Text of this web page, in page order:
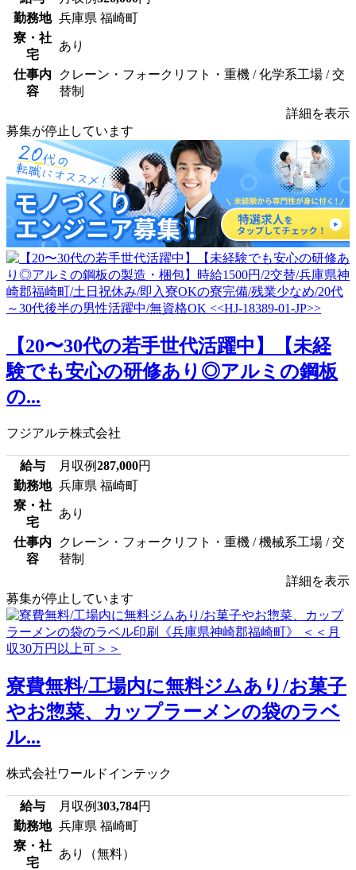
勤務地 兵庫県 福崎町
寮・社
宅
あり
仕事内
容
クレーン・フォークリフト・重機 / 化学系工場 / 交
替制
詳細を表示
募集が停止しています
【20〜30代の若手世代活躍中】【未経
験でも安心の研修あり◎アルミの鋼板
の...
フジアルテ株式会社
給与 月収例287,000円
勤務地 兵庫県 福崎町
寮・社
宅
あり
仕事内
容
クレーン・フォークリフト・重機 / 機械系工場 / 交
替制
詳細を表示
募集が停止しています
寮費無料/工場内に無料ジムあり/お菓子
やお惣菜、カップラーメンの袋のラベ
ル...
株式会社ワールドインテック
給与 月収例303,784円
勤務地 兵庫県 福崎町
寮・社
宅
あり（無料）